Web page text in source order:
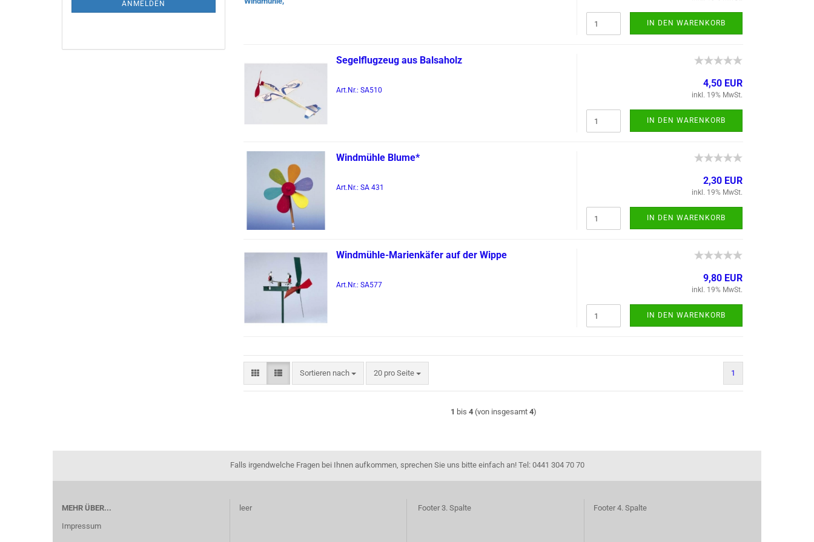
IN DEN WARENKORB
Se­gel­flug­zeug aus Bal­sa­holz
Art.Nr.: SA510
4,50 EUR
inkl. 19% MwSt.
IN DEN WARENKORB
Wind­müh­le Blume*
Art.Nr.: SA 431
2,30 EUR
inkl. 19% MwSt.
IN DEN WARENKORB
Windmühle-​​Ma­ri­en­kä­fer auf der Wippe
Art.Nr.: SA577
9,80 EUR
inkl. 19% MwSt.
IN DEN WARENKORB
Sortieren nach
Sortieren nach 20 pro Seite
pro Seite 1
1 bis 4(von insgesamt 4)
ANMELDEN
Falls irgendwelche Fragen bei Ihnen aufkommen, sprechen Sie uns bitte einfach an! Tel: 0441 304 70 70
MEHR ÜBER...
Impressum
leer Footer 3. Spalte Footer 4. Spalte